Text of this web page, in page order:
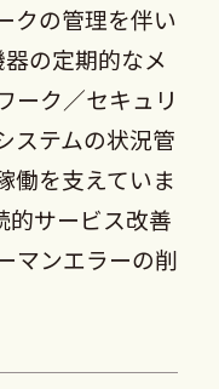
クの管理を伴い
の定期的なメ
ーク／セキュリ
ステムの状況管
働を支えていま
的サービス改善
マンエラーの削